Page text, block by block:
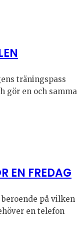
träningspass
gör en och samma
EN FREDAG
på vilken
en telefon